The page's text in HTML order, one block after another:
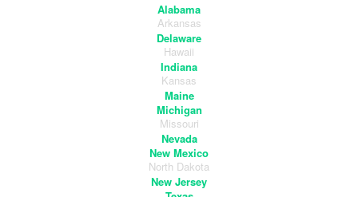
Alabama
Arkansas
Delaware
Hawaii
Indiana
Kansas
Maine
Michigan
Missouri
Nevada
New Mexico
North Dakota
New Jersey